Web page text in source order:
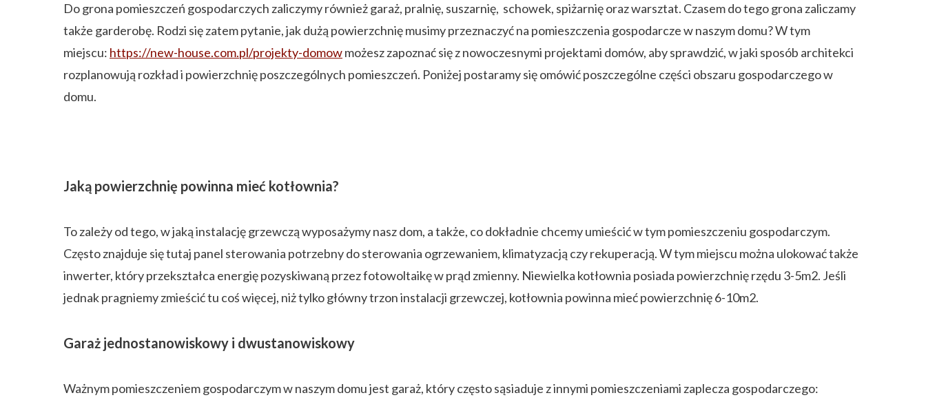
Do grona pomieszczeń gospodarczych zaliczymy również garaż, pralnię, suszarnię, schowek, spiżarnię oraz warsztat. Czasem do tego grona zaliczamy
także garderobę. Rodzi się zatem pytanie, jak dużą powierzchnię musimy przeznaczyć na pomieszczenia gospodarcze w naszym domu? W tym
miejscu: https://new-house.com.pl/projekty-domowmożesz zapoznać się z nowoczesnymi projektami domów, aby sprawdzić, w jaki sposób architekci
rozplanowują rozkład i powierzchnię poszczególnych pomieszczeń. Poniżej postaramy się omówić poszczególne części obszaru gospodarczego w
domu.
Jaką powierzchnię powinna mieć kotłownia?
To zależy od tego, w jaką instalację grzewczą wyposażymy nasz dom, a także, co dokładnie chcemy umieścić w tym pomieszczeniu gospodarczym.
Często znajduje się tutaj panel sterowania potrzebny do sterowania ogrzewaniem, klimatyzacją czy rekuperacją. W tym miejscu można ulokować także
inwerter, który przekształca energię pozyskiwaną przez fotowoltaikę w prąd zmienny. Niewielka kotłownia posiada powierzchnię rzędu 3-5m2. Jeśli
jednak pragniemy zmieścić tu coś więcej, niż tylko główny trzon instalacji grzewczej, kotłownia powinna mieć powierzchnię 6-10m2.
Garaż jednostanowiskowy i dwustanowiskowy
Ważnym pomieszczeniem gospodarczym w naszym domu jest garaż, który często sąsiaduje z innymi pomieszczeniami zaplecza gospodarczego: